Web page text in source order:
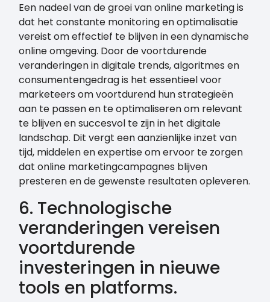
Een nadeel van de groei van online marketing is
dat het constante monitoring en optimalisatie
vereist om effectief te blijven in een dynamische
online omgeving. Door de voortdurende
veranderingen in digitale trends, algoritmes en
consumentengedrag is het essentieel voor
marketeers om voortdurend hun strategieën
aan te passen en te optimaliseren om relevant
te blijven en succesvol te zijn in het digitale
landschap. Dit vergt een aanzienlijke inzet van
tijd, middelen en expertise om ervoor te zorgen
dat online marketingcampagnes blijven
presteren en de gewenste resultaten opleveren.
6. Technologische
veranderingen vereisen
voortdurende
investeringen in nieuwe
tools en platforms.